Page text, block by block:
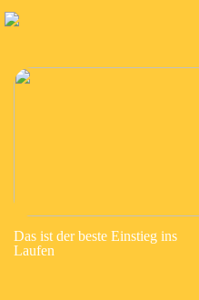
Das ist der beste Einstieg ins
Laufen